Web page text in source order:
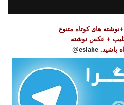
های کوتاه متنوع
+ عکس نوشته
باشید. eslahe@